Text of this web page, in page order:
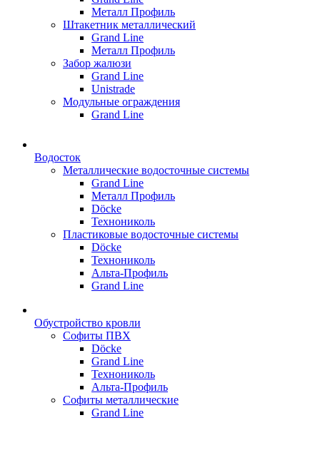
Металл Профиль
Штакетник металлический
Grand Line
Металл Профиль
Забор жалюзи
Grand Line
Unistrade
Модульные ограждения
Grand Line
Водосток
Металлические водосточные системы
Grand Line
Металл Профиль
Döсkе
Технониколь
Пластиковые водосточные системы
Döcke
Технониколь
Альта-Профиль
Grand Line
Обустройство кровли
Софиты ПВХ
Döcke
Grand Line
Технониколь
Альта-Профиль
Софиты металлические
Grand Line